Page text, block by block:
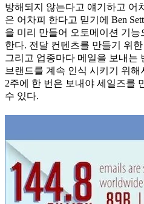
방해되지 않는다고 얘기하고 어
은 어차피 한다고 믿기에 Ben
을 미리 만들어 오토메이션 기
한다. 전달 컨텐츠를 만들기 위
그리고 업종마다 메일을 보내는
브랜드를 계속 인식 시키기 위
2주에 한 번은 보내야 세일즈를
수 있다.